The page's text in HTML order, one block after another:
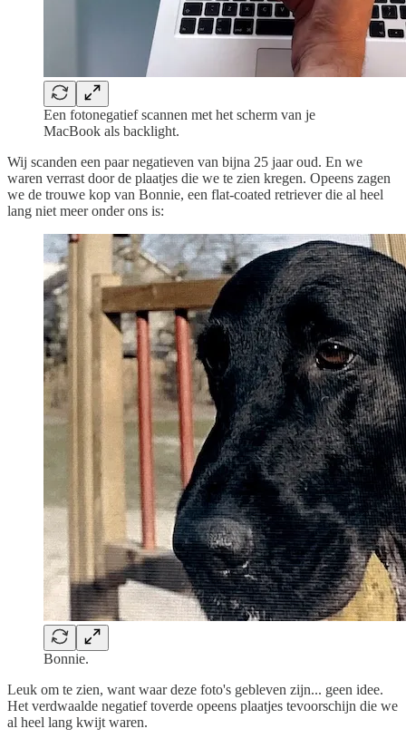
Een fotonegatief scannen met het scherm van je
MacBook als backlight.
Wij scanden een paar negatieven van bijna 25 jaar oud. En we
waren verrast door de plaatjes die we te zien kregen. Opeens zagen
we de trouwe kop van Bonnie, een flat-coated retriever die al heel
lang niet meer onder ons is:
Bonnie.
Leuk om te zien, want waar deze foto's gebleven zijn... geen idee.
Het verdwaalde negatief toverde opeens plaatjes tevoorschijn die we
al heel lang kwijt waren.